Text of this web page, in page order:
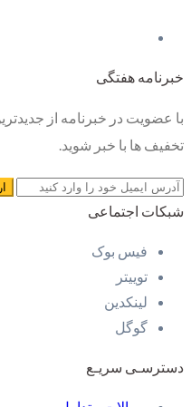
خبرنامه هفتگی
با عضویت در خبرنامه از
تخفیف ها با خبر شوید.
شبکات اجتماعی
فیس بوک
توییتر
لینکدین
گوگل
دسترسـی سریـع